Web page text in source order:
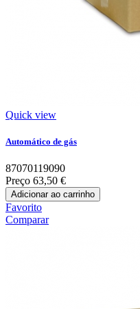
Quick view
Automático de gás
87070119090
Preço 63,50 €
Adicionar ao carrinho
Favorito
Comparar